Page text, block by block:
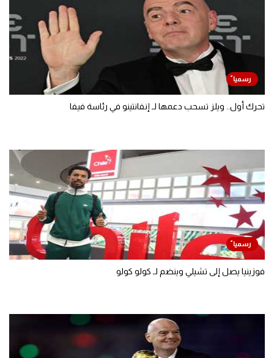
تحرك أول.. ويلز تسحب دعمها لـ إنفانتينو في رئاسة فيفا
فوزينيا يصل إلى تشيلي وينضم لـ كولو كولو